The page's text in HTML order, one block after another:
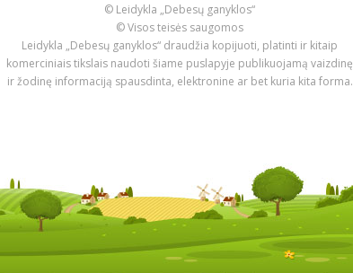
© Leidykla „Debesų ganyklos“
© Visos teisės saugomos
Leidykla „Debesų ganyklos“ draudžia kopijuoti, platinti ir kitaip
komerciniais tikslais naudoti šiame puslapyje publikuojamą vaizdinę
ir žodinę informaciją spausdinta, elektronine ar bet kuria kita forma.